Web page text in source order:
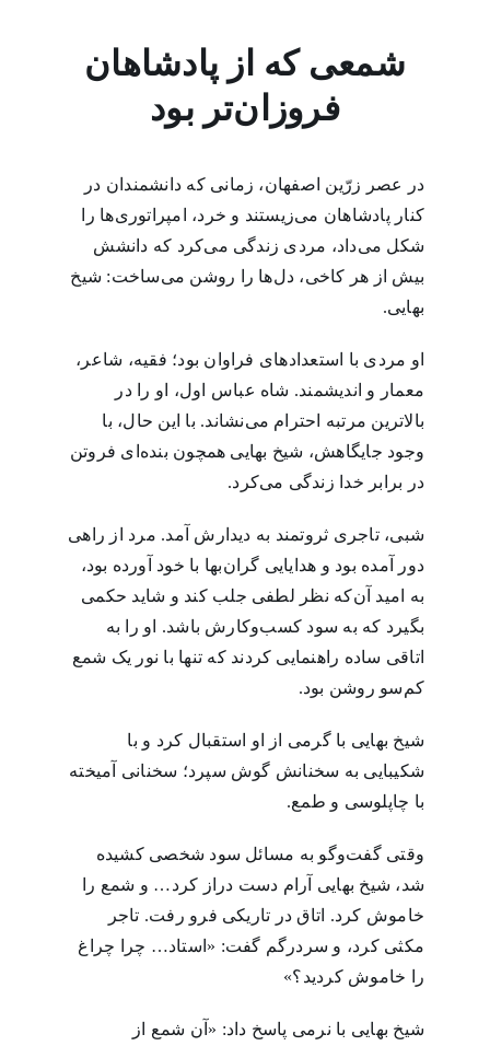
سوم
هفته
شمعی که از پادشاهان
فروزان‌تر بود
در عصر زرّین اصفهان، زمانی که دانشمندان در
کنار پادشاهان می‌زیستند و خرد، امپراتوری‌ها را
شکل می‌داد، مردی زندگی می‌کرد که دانشش
بیش از هر کاخی، دل‌ها را روشن می‌ساخت: شیخ
بهایی.
او مردی با استعدادهای فراوان بود؛ فقیه، شاعر،
معمار و اندیشمند. شاه عباس اول، او را در
بالاترین مرتبه احترام می‌نشاند. با این حال، با
وجود جایگاهش، شیخ بهایی همچون بنده‌ای فروتن
در برابر خدا زندگی می‌کرد.
شبی، تاجری ثروتمند به دیدارش آمد. مرد از راهی
دور آمده بود و هدایایی گران‌بها با خود آورده بود،
به امید آن‌که نظر لطفی جلب کند و شاید حکمی
بگیرد که به سود کسب‌وکارش باشد. او را به
اتاقی ساده راهنمایی کردند که تنها با نور یک شمع
کم‌سو روشن بود.
شیخ بهایی با گرمی از او استقبال کرد و با
شکیبایی به سخنانش گوش سپرد؛ سخنانی آمیخته
با چاپلوسی و طمع.
وقتی گفت‌وگو به مسائل سود شخصی کشیده
شد، شیخ بهایی آرام دست دراز کرد… و شمع را
خاموش کرد. اتاق در تاریکی فرو رفت. تاجر
مکثی کرد، و سردرگم گفت: «استاد… چرا چراغ
را خاموش کردید؟»
شیخ بهایی با نرمی پاسخ داد: «آن شمع از